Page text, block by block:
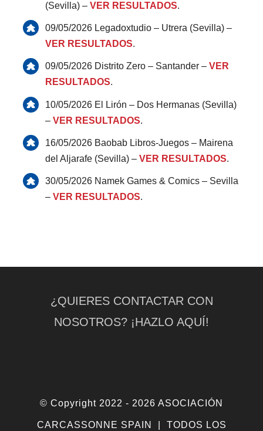
(Sevilla) –VER RESULTADOS.
09/05/2026 Legadoxtudio – Utrera (Sevilla) –
VER RESULTADOS.
09/05/2026 Distrito Zero – Santander –VER
RESULTADOS.
10/05/2026 El Lirón – Dos Hermanas (Sevilla)
–VER RESULTADOS.
16/05/2026 Baobab Libros-Juegos – Mairena
del Aljarafe (Sevilla) –VER RESULTADOS.
30/05/2026 Namek Games & Comics – Sevilla
–VER RESULTADOS.
¿QUIERES CONTACTAR CON
NOSOTROS? ¡HAZLO AQUÍ!
© Copyright 2022 - 2026 ASOCIACIÓN
CARCASSONNE SPAIN | TODOS LOS